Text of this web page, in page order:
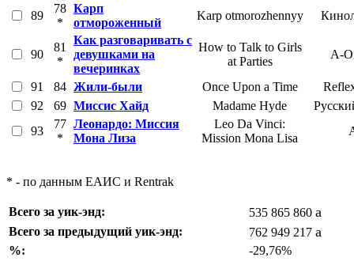
89
78
*
Карп
отмороженный
Karp otmorozhennyy
90
81
*
Как разговаривать с
девушками на
вечеринках
How to Talk to Girls
at Parties
A-
91 84 Жили-были Once Upon a Time
92
69 Миссис Хайд Madame Hyde
93
77
*
Леонардо: Миссия
Мона Лиза
Leo Da Vinci:
Mission Mona Lisa
* - по данным ЕАИС и Rentrak
Всего за уик-энд: 535 865 860 a
Всего за предыдущий уик-энд: 762 949 217 a
%: -29,76%